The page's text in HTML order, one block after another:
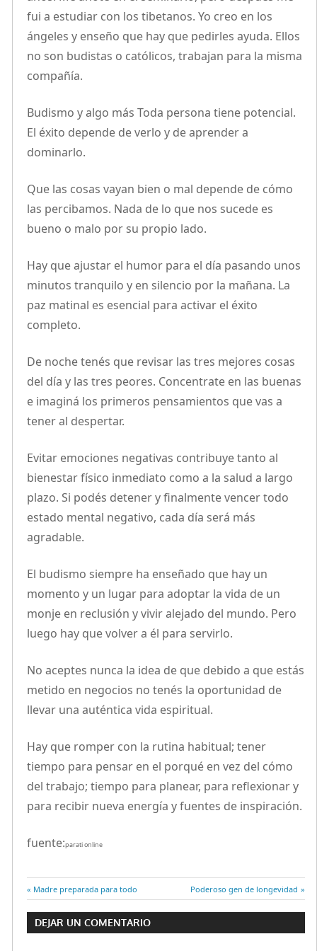
fui a estudiar con los tibetanos. Yo creo en los
ángeles y enseño que hay que pedirles ayuda. Ellos
no son budistas o católicos, trabajan para la misma
compañía.
Budismo y algo más Toda persona tiene potencial.
El éxito depende de verlo y de aprender a
dominarlo.
Que las cosas vayan bien o mal depende de cómo
las percibamos. Nada de lo que nos sucede es
bueno o malo por su propio lado.
Hay que ajustar el humor para el día pasando unos
minutos tranquilo y en silencio por la mañana. La
paz matinal es esencial para activar el éxito
completo.
De noche tenés que revisar las tres mejores cosas
del día y las tres peores. Concentrate en las buenas
e imaginá los primeros pensamientos que vas a
tener al despertar.
Evitar emociones negativas contribuye tanto al
bienestar físico inmediato como a la salud a largo
plazo. Si podés detener y finalmente vencer todo
estado mental negativo, cada día será más
agradable.
El budismo siempre ha enseñado que hay un
momento y un lugar para adoptar la vida de un
monje en reclusión y vivir alejado del mundo. Pero
luego hay que volver a él para servirlo.
No aceptes nunca la idea de que debido a que estás
metido en negocios no tenés la oportunidad de
llevar una auténtica vida espiritual.
Hay que romper con la rutina habitual; tener
tiempo para pensar en el porqué en vez del cómo
del trabajo; tiempo para planear, para reflexionar y
para recibir nueva energía y fuentes de inspiración.
fuente:parati online
Navegación
de
Entrada
anterior:
Madre preparada para todo
Entrada
siguiente:
Poderoso gen de longevidad
DEJAR UN COMENTARIO